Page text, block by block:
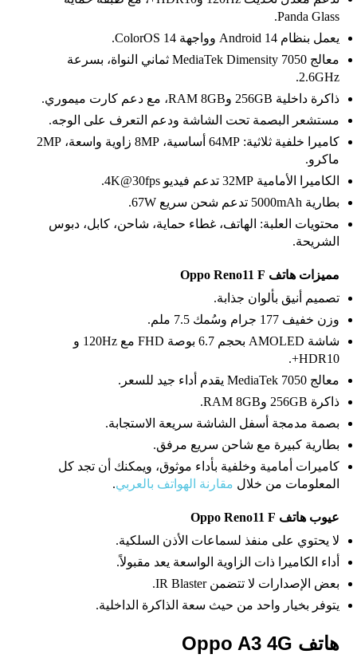
Panda Glass.
يعمل بنظام Android 14 وواجهة ColorOS 14.
معالج MediaTek Dimensity 7050 ثماني النواة، بسرعة
2.6GHz.
ذاكرة داخلية 256GB وRAM 8GB، مع دعم كارت ميموري.
مستشعر البصمة تحت الشاشة ودعم التعرف على الوجه.
كاميرا خلفية ثلاثية: 64MP أساسية، 8MP زاوية واسعة، 2MP
ماكرو.
الكاميرا الأمامية 32MP تدعم فيديو 4K@30fps.
بطارية 5000mAh تدعم شحن سريع 67W.
محتويات العلبة: الهاتف، غطاء حماية، شاحن، كابل، دبوس
الشريحة.
مميزات هاتف Oppo Reno11 F
تصميم أنيق بألوان جذابة.
وزن خفيف 177 جرام وسُمك 7.5 ملم.
شاشة AMOLED بحجم 6.7 بوصة FHD مع 120Hz و
HDR10+.
معالج MediaTek 7050 يقدم أداء جيد للسعر.
ذاكرة 256GB وRAM 8GB.
بصمة مدمجة أسفل الشاشة سريعة الاستجابة.
بطارية كبيرة مع شاحن سريع مرفق.
كاميرات أمامية وخلفية بأداء موثوق، ويمكنك أن تجد كل
المعلومات من خلال مقارنة الهواتف بالعربي.
عيوب هاتف Oppo Reno11 F
لا يحتوي على منفذ لسماعات الأذن السلكية.
أداء الكاميرا ذات الزاوية الواسعة يعد مقبولاً.
بعض الإصدارات لا تتضمن IR Blaster.
يتوفر بخيار واحد من حيث سعة الذاكرة الداخلية.
هاتف Oppo A3 4G